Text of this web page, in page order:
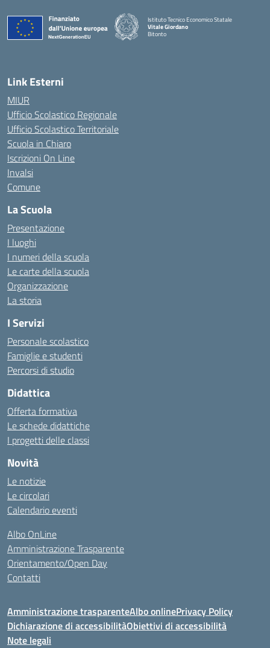
Istituto Tecnico Economico Statale
Vitale Giordano
Bitonto
Link Esterni
MIUR
Ufficio Scolastico Regionale
Ufficio Scolastico Territoriale
Scuola in Chiaro
Iscrizioni On Line
Invalsi
Comune
La Scuola
Presentazione
I luoghi
I numeri della scuola
Le carte della scuola
Organizzazione
La storia
I Servizi
Personale scolastico
Famiglie e studenti
Percorsi di studio
Didattica
Offerta formativa
Le schede didattiche
I progetti delle classi
Novità
Le notizie
Le circolari
Calendario eventi
Albo OnLine
Amministrazione Trasparente
Orientamento/Open Day
Contatti
Amministrazione trasparenteAlbo onlinePrivacy Policy
Dichiarazione di accessibilitàObiettivi di accessibilità
Note legali